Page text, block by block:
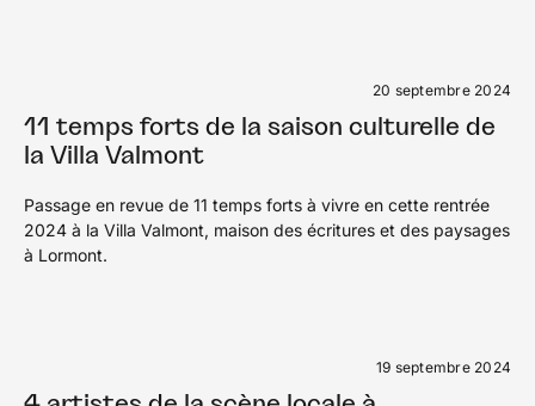
20 septembre 2024
11 temps forts de la saison culturelle de
la Villa Valmont
Passage en revue de 11 temps forts à vivre en cette rentrée
2024 à la Villa Valmont, maison des écritures et des paysages
à Lormont.
19 septembre 2024